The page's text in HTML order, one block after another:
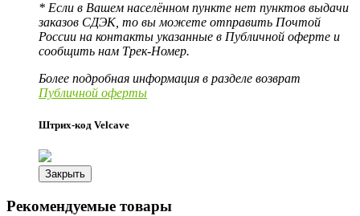
* Если в Вашем населённом пункте нет пунктов выдачи
заказов СДЭК, то вы можете отправить Почтой
России на контакты указанные в Публичной оферте и
сообщить нам Трек-Номер.
Более подробная информация в разделе возврат
Публичной оферты
Штрих-код Velcave
Закрыть
Рекомендуемые товары